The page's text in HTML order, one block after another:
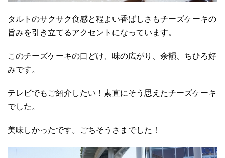
タルトのサクサク食感と程よい香ばしさもチーズケーキの
旨みを引き立てるアクセントになっています。
このチーズケーキの口どけ、味の広がり、余韻、ちひろ好
みです。
テレビでもご紹介したい！素直にそう思えたチーズケーキ
でした。
美味しかったです。ごちそうさまでした！